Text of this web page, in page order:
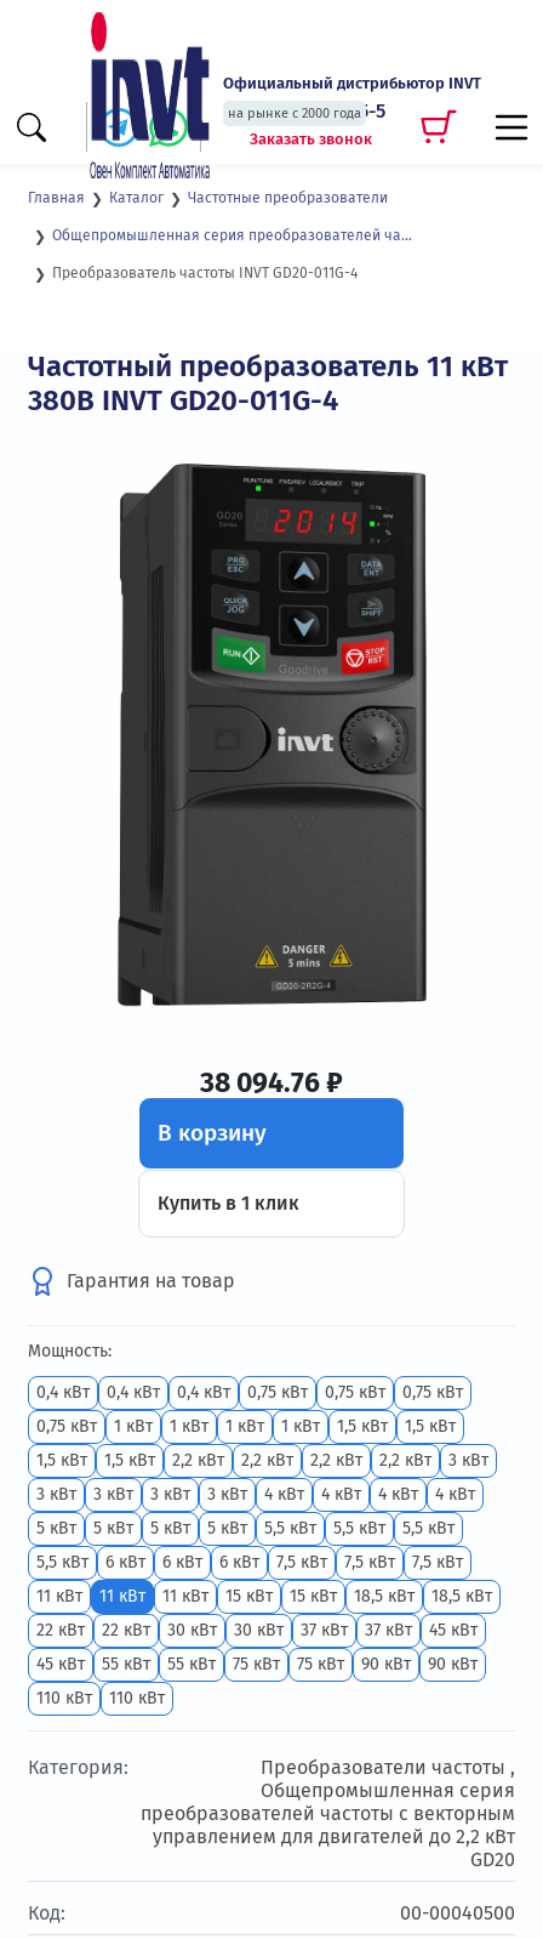
Официальный дистрибьютор INVT
на рынке с 2000 года
+7 (495) 135-135-5
Заказать звонок
Главная Каталог Частотные преобразователи
Общепромышленная серия преобразователей частоты с векторным управлением для двигателей до 2,2 кВт GD20
Преобразователь частоты INVT GD20-011G-4
Частотный преобразователь 11 кВт
380В INVT GD20-011G-4
38 094.76 ₽
В корзину
Купить в 1 клик
Гарантия на товар
Мощность:
0,4 кВт
0,4 кВт 0,4 кВт 0,75 кВт 0,75 кВт
0,75 кВт
0,75 кВт
1 кВт 1 кВт 1 кВт 1 кВт 1,5 кВт
1,5 кВт
1,5 кВт
1,5 кВт 2,2 кВт 2,2 кВт 2,2 кВт 2,2 кВт
3 кВт
3 кВт
3 кВт 3 кВт 3 кВт 4 кВт 4 кВт 4 кВт
4 кВт
5 кВт
5 кВт 5 кВт 5 кВт 5,5 кВт 5,5 кВт
5,5 кВт
5,5 кВт
6 кВт 6 кВт 6 кВт 7,5 кВт 7,5 кВт
7,5 кВт
11 кВт
11 кВт 11 кВт 15 кВт 15 кВт 18,5 кВт
18,5 кВт
22 кВт
22 кВт 30 кВт 30 кВт 37 кВт 37 кВт
45 кВт
45 кВт
55 кВт 55 кВт 75 кВт 75 кВт 90 кВт
90 кВт
110 кВт
110 кВт
Категория:
Преобразователи частоты ,
Общепромышленная серия
преобразователей частоты с векторным
управлением для двигателей до 2,2 кВт
GD20
Код: 00-00040500